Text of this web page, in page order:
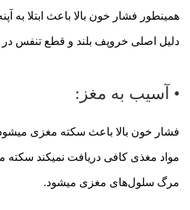
همینطور فشار خون بالا باعث ابتلا به
دلیل اصلی خروپف بلند و قطع تنفس
• آسیب به مغز:
فشار خون بالا باعث سکته مغزی
مواد مغذی کافی دریافت نمیکند
مرگ سلول‌های مغزی میشود.